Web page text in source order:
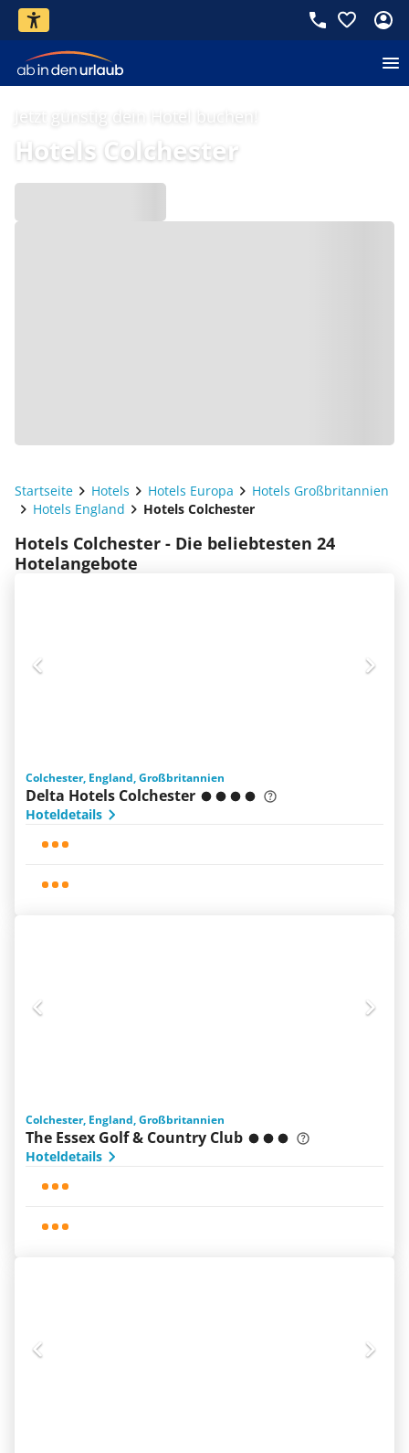
Jetzt günstig dein Hotel buchen!
Hotels Colchester
Startseite Hotels Hotels Europa
Hotels Großbritannien
Hotels England
Hotels Colchester
Hotels Colchester - Die beliebtesten 24
Hotelangebote
Colchester, England, Großbritannien
Delta Hotels Colchester
Hoteldetails
Colchester, England, Großbritannien
The Essex Golf & Country Club
Hoteldetails